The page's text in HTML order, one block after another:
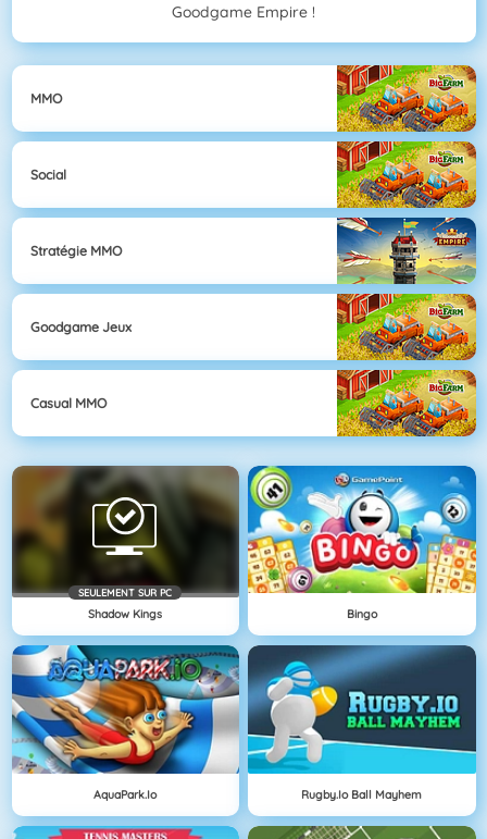
Goodgame Empire !
MMO
Social
Stratégie MMO
Goodgame Jeux
Casual MMO
SEULEMENT SUR PC
Shadow Kings Bingo
AquaPark.io Rugby.io Ball Mayhem